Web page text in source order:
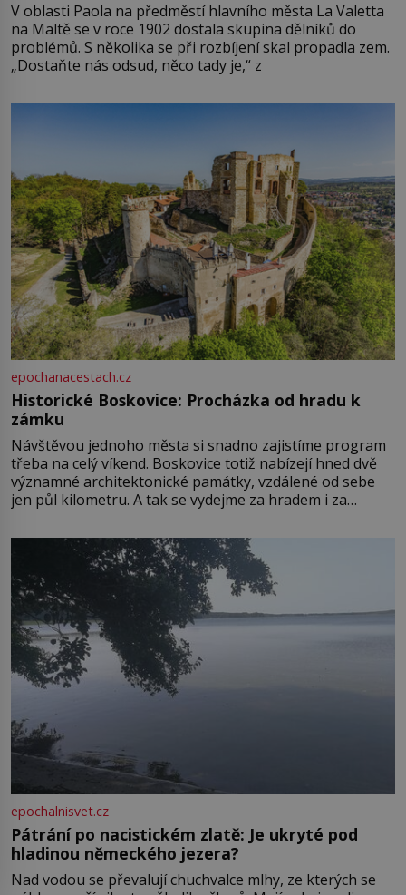
V oblasti Paola na předměstí hlavního města La Valetta
na Maltě se v roce 1902 dostala skupina dělníků do
problémů. S několika se při rozbíjení skal propadla zem.
„Dostaňte nás odsud, něco tady je,“ z
epochanacestach.cz
Historické Boskovice: Procházka od hradu k
zámku
Návštěvou jednoho města si snadno zajistíme program
třeba na celý víkend. Boskovice totiž nabízejí hned dvě
významné architektonické památky, vzdálené od sebe
jen půl kilometru. A tak se vydejme za hradem i za
Boskovice na okraji Drahanské vrchoviny vznikla někdy
ve13. století, a už v roce 1313 kronikáři zaznamenali
epochalnisvet.cz
Pátrání po nacistickém zlatě: Je ukryté pod
hladinou německého jezera?
Nad vodou se převalují chuchvalce mlhy, ze kterých se